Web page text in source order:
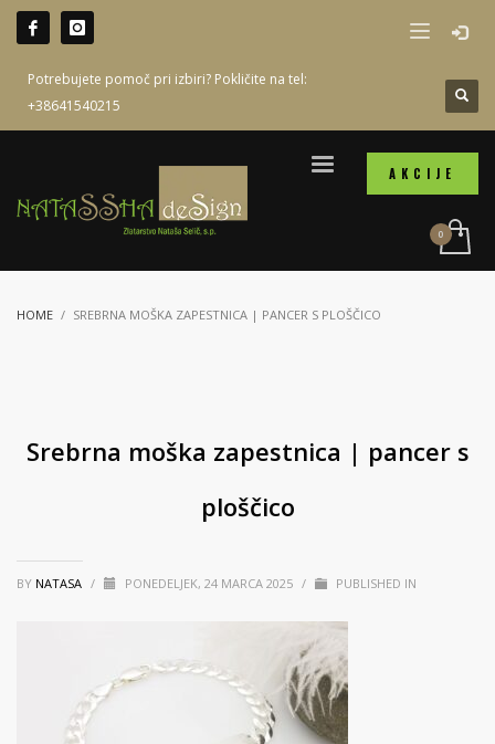
Potrebujete pomoč pri izbiri? Pokličite na tel:
+38641540215
AKCIJE
HOME SREBRNA MOŠKA ZAPESTNICA | PANCER S PLOŠČICO
Srebrna moška zapestnica | pancer s
ploščico
BY NATASA / PONEDELJEK, 24 MARCA 2025 / PUBLISHED IN